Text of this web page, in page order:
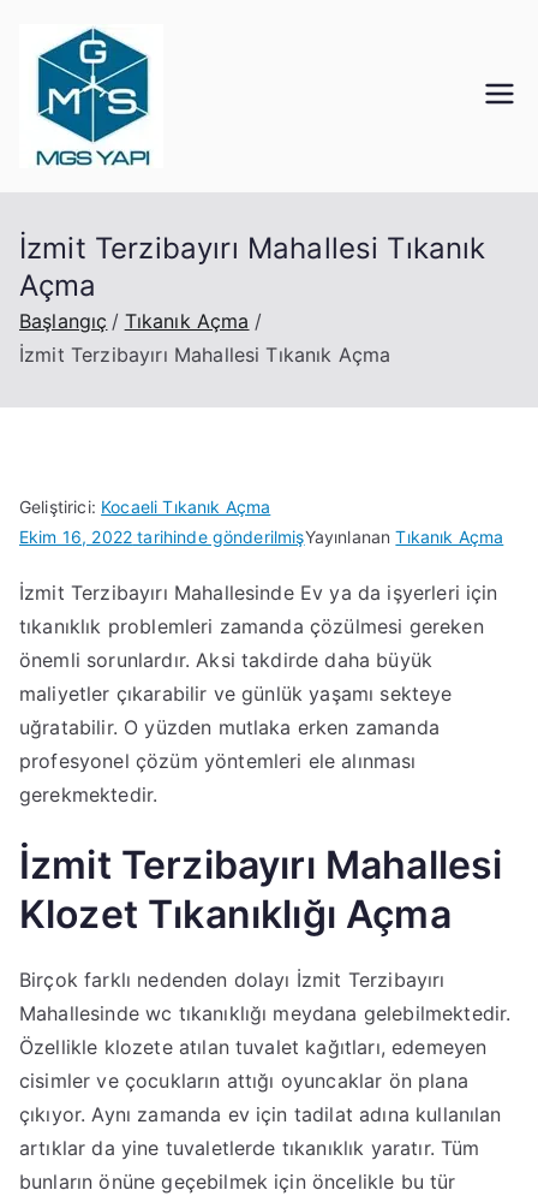
İzmit Terzibayırı Mahallesi Tıkanık
Açma
Başlangıç
Tıkanık Açma
İzmit Terzibayırı Mahallesi Tıkanık Açma
Geliştirici: Kocaeli Tıkanık Açma
Ekim 16, 2022 tarihinde gönderilmişYayınlananTıkanık Açma
İzmit Terzibayırı Mahallesinde Ev ya da işyerleri için
tıkanıklık problemleri zamanda çözülmesi gereken
önemli sorunlardır. Aksi takdirde daha büyük
maliyetler çıkarabilir ve günlük yaşamı sekteye
uğratabilir. O yüzden mutlaka erken zamanda
profesyonel çözüm yöntemleri ele alınması
gerekmektedir.
İzmit Terzibayırı Mahallesi
Klozet Tıkanıklığı Açma
Birçok farklı nedenden dolayı İzmit Terzibayırı
Mahallesinde wc tıkanıklığı meydana gelebilmektedir.
Özellikle klozete atılan tuvalet kağıtları, edemeyen
cisimler ve çocukların attığı oyuncaklar ön plana
çıkıyor. Aynı zamanda ev için tadilat adına kullanılan
artıklar da yine tuvaletlerde tıkanıklık yaratır. Tüm
bunların önüne geçebilmek için öncelikle bu tür